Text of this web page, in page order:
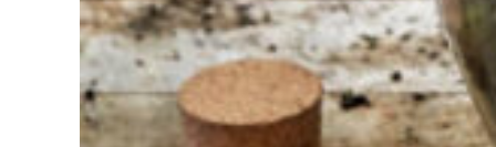
anderen zu helfen.
Zögern Sie nicht,
anzurufen oder eine
E-Mail zu senden,
wenn Sie eine Frage